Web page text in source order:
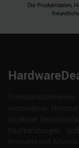
Die Produktdaten,